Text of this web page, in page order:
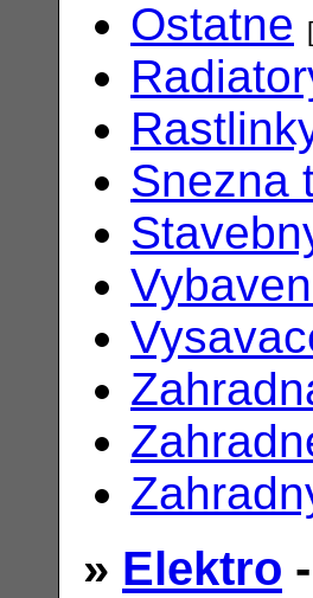
Ostatne [
Snezna
» Elektro